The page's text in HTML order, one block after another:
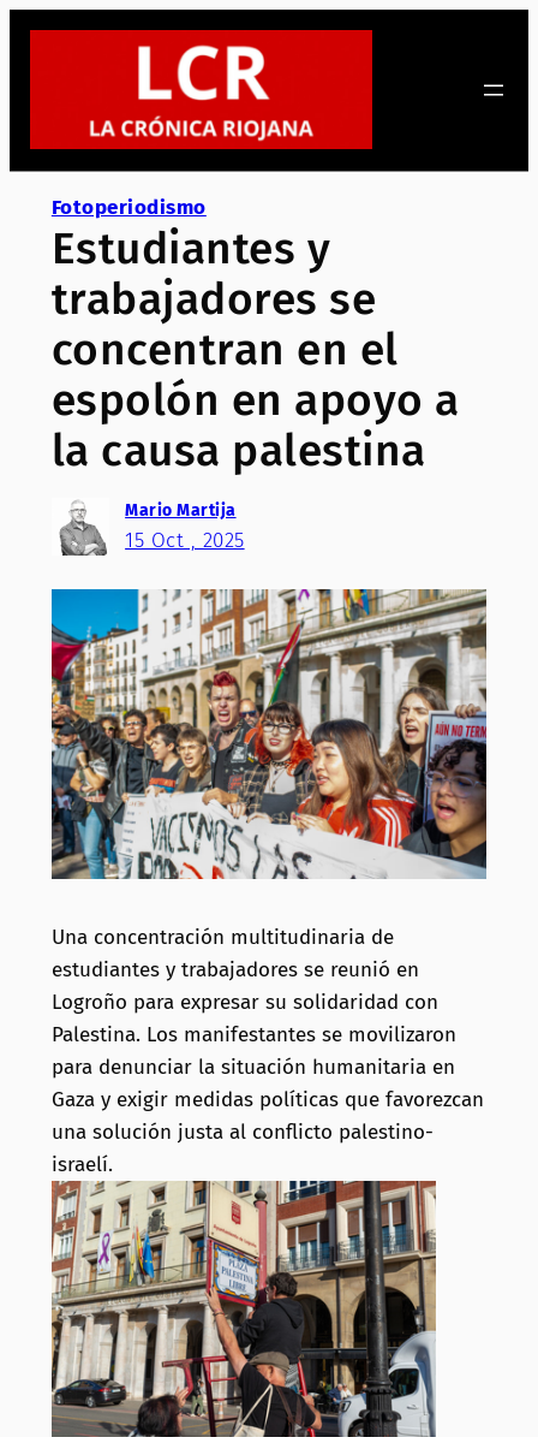
Saltar
Fotoperiodismo
Estudiantes y
trabajadores se
concentran en el
espolón en apoyo a
la causa palestina
Mario Martija
15 Oct , 2025
Una concentración multitudinaria de
estudiantes y trabajadores se reunió en
Logroño para expresar su solidaridad con
Palestina. Los manifestantes se movilizaron
para denunciar la situación humanitaria en
Gaza y exigir medidas políticas que favorezcan
una solución justa al conflicto palestino-
israelí.